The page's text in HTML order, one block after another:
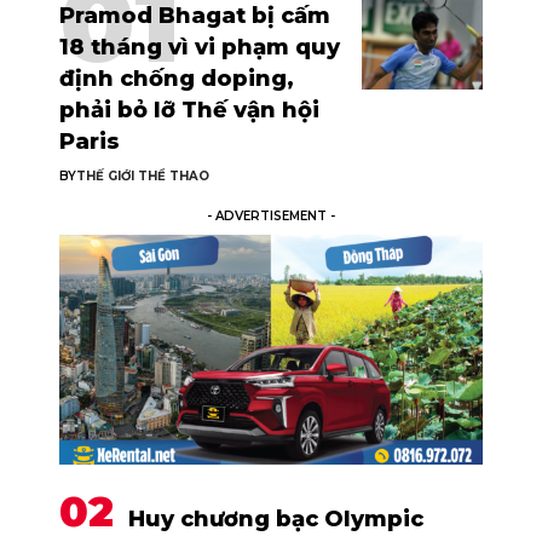
Pramod Bhagat bị cấm
18 tháng vì vi phạm quy
định chống doping,
phải bỏ lỡ Thế vận hội
Paris
BYTHẾ GIỚI THỂ THAO
- ADVERTISEMENT -
Huy chương bạc Olympic